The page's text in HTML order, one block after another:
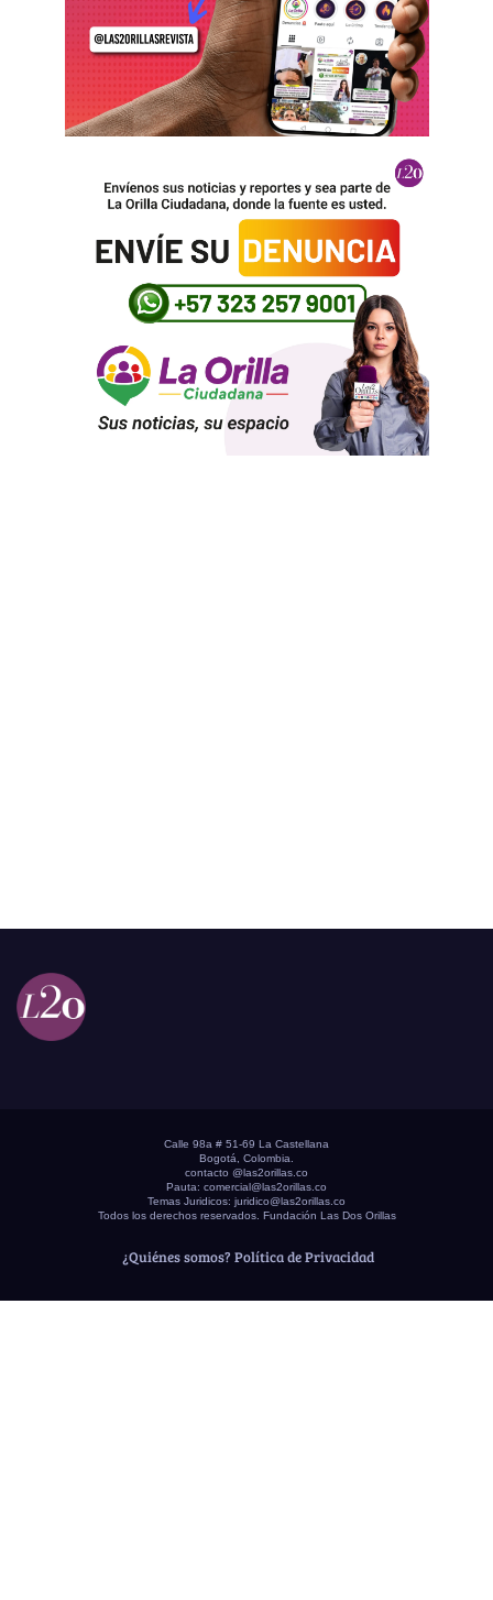
Calle 98a # 51-69 La Castellana
Bogotá, Colombia.
contacto @las2orillas.co
Pauta: comercial@las2orillas.co
Temas Juridicos: juridico@las2orillas.co
Todos los derechos reservados. Fundación Las Dos Orillas
¿Quiénes somos? Política de Privacidad